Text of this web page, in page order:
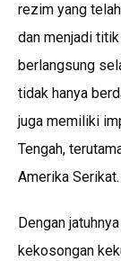
rezim yang
dan menjadi
berlangsung
tidak hanya
juga memiliki
Tengah,
Amerika Serikat.
Dengan
kekosongan